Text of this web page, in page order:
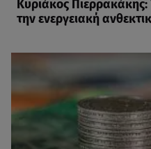
Κυριάκος
την ενεργειακή